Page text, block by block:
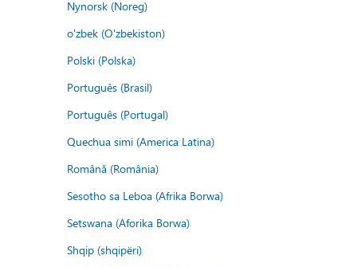
Nynorsk (Noreg)
o'zbek (O'zbekiston)
Polski (Polska)
Português (Brasil)
Português (Portugal)
Quechua simi (America Latina)
Română (România)
Sesotho sa Leboa (Afrika Borwa)
Setswana (Aforika Borwa)
Shqip (shqipëri)